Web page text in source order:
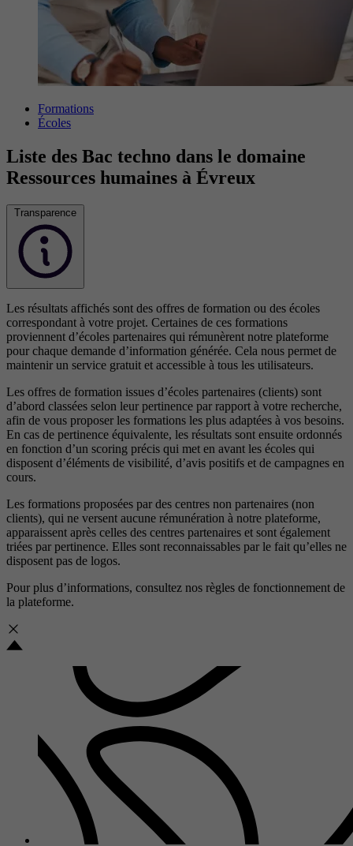
Formations
Écoles
Liste des Bac techno dans le domaine
Ressources humaines à Évreux
Transparence
Les résultats affichés sont des offres de formation ou des écoles
correspondant à votre projet. Certaines de ces formations
proviennent d’écoles partenaires qui rémunèrent notre plateforme
pour chaque demande d’information générée. Cela nous permet de
maintenir un service gratuit et accessible à tous les utilisateurs.
Les offres de formation issues d’écoles partenaires (clients) sont
d’abord classées selon leur pertinence par rapport à votre recherche,
afin de vous proposer les formations les plus adaptées à vos besoins.
En cas de pertinence équivalente, les résultats sont ensuite ordonnés
en fonction d’un scoring précis qui met en avant les écoles qui
disposent d’éléments de visibilité, d’avis positifs et de campagnes en
cours.
Les formations proposées par des centres non partenaires (non
clients), qui ne versent aucune rémunération à notre plateforme,
apparaissent après celles des centres partenaires et sont également
triées par pertinence. Elles sont reconnaissables par le fait qu’elles ne
disposent pas de logos.
Pour plus d’informations, consultez nos règles de fonctionnement de
la plateforme.